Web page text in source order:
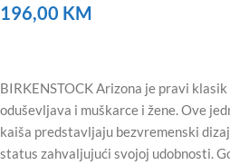
196,00 KM
BIRKENSTOCK Arizona je pravi
oduševljava i muškarce i žene. Ove
kaiša predstavljaju bezvremenski
status zahvaljujući svojoj udobnosti.